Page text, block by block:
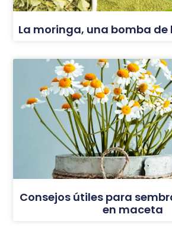
La moringa, una bomba de
Consejos útiles para
en maceta